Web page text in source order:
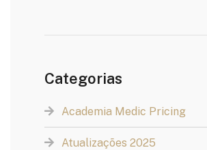
Categorias
Academia Medic Pricing
Atualizações 2025